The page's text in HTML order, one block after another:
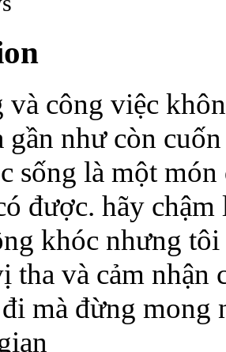
và công việc
gần như còn
sống là một
được. hãy
khóc nhưng
tha và cảm nhận
mà đừng mong